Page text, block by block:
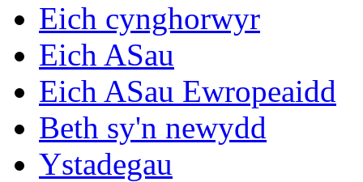
Eich cynghorwyr
Eich ASau
Eich ASau Ewropeaidd
Beth sy'n newydd
Ystadegau